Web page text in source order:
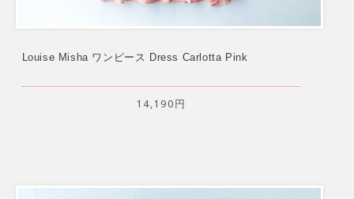
Louise Misha ワンピース Dress Carlotta Pink
14,190円